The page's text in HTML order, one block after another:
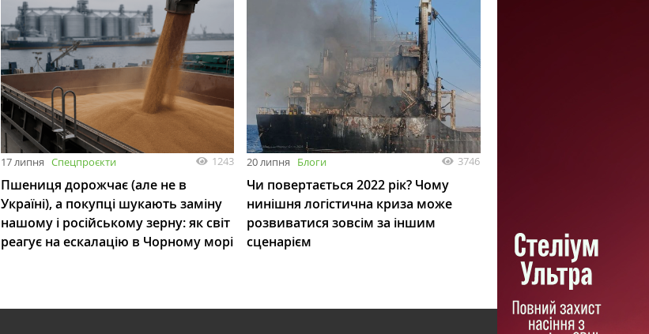
17 липня Спецпроєкти 1243
Пшениця дорожчає (але не в
Україні), а покупці шукають заміну
нашому і російському зерну: як світ
реагує на ескалацію в Чорному морі
20 липня Блоги 3746
Чи повертається 2022 рік? Чому
нинішня логістична криза може
розвиватися зовсім за іншим
сценарієм